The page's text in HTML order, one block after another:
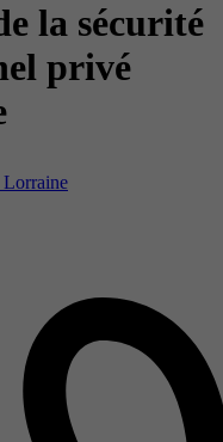
la sécurité
privé
Lorraine